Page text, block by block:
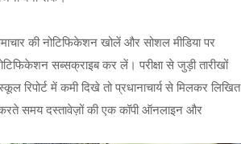
की नोटिफिकेशन खोलें और सोशल मीडिया पर
सब्सक्राइब कर लें। परीक्षा से जुड़ी तारीखों
में कमी दिखे तो प्रधानाचार्य से मिलकर लिखित
समय दस्तावेज़ों की एक कॉपी ऑनलाइन और